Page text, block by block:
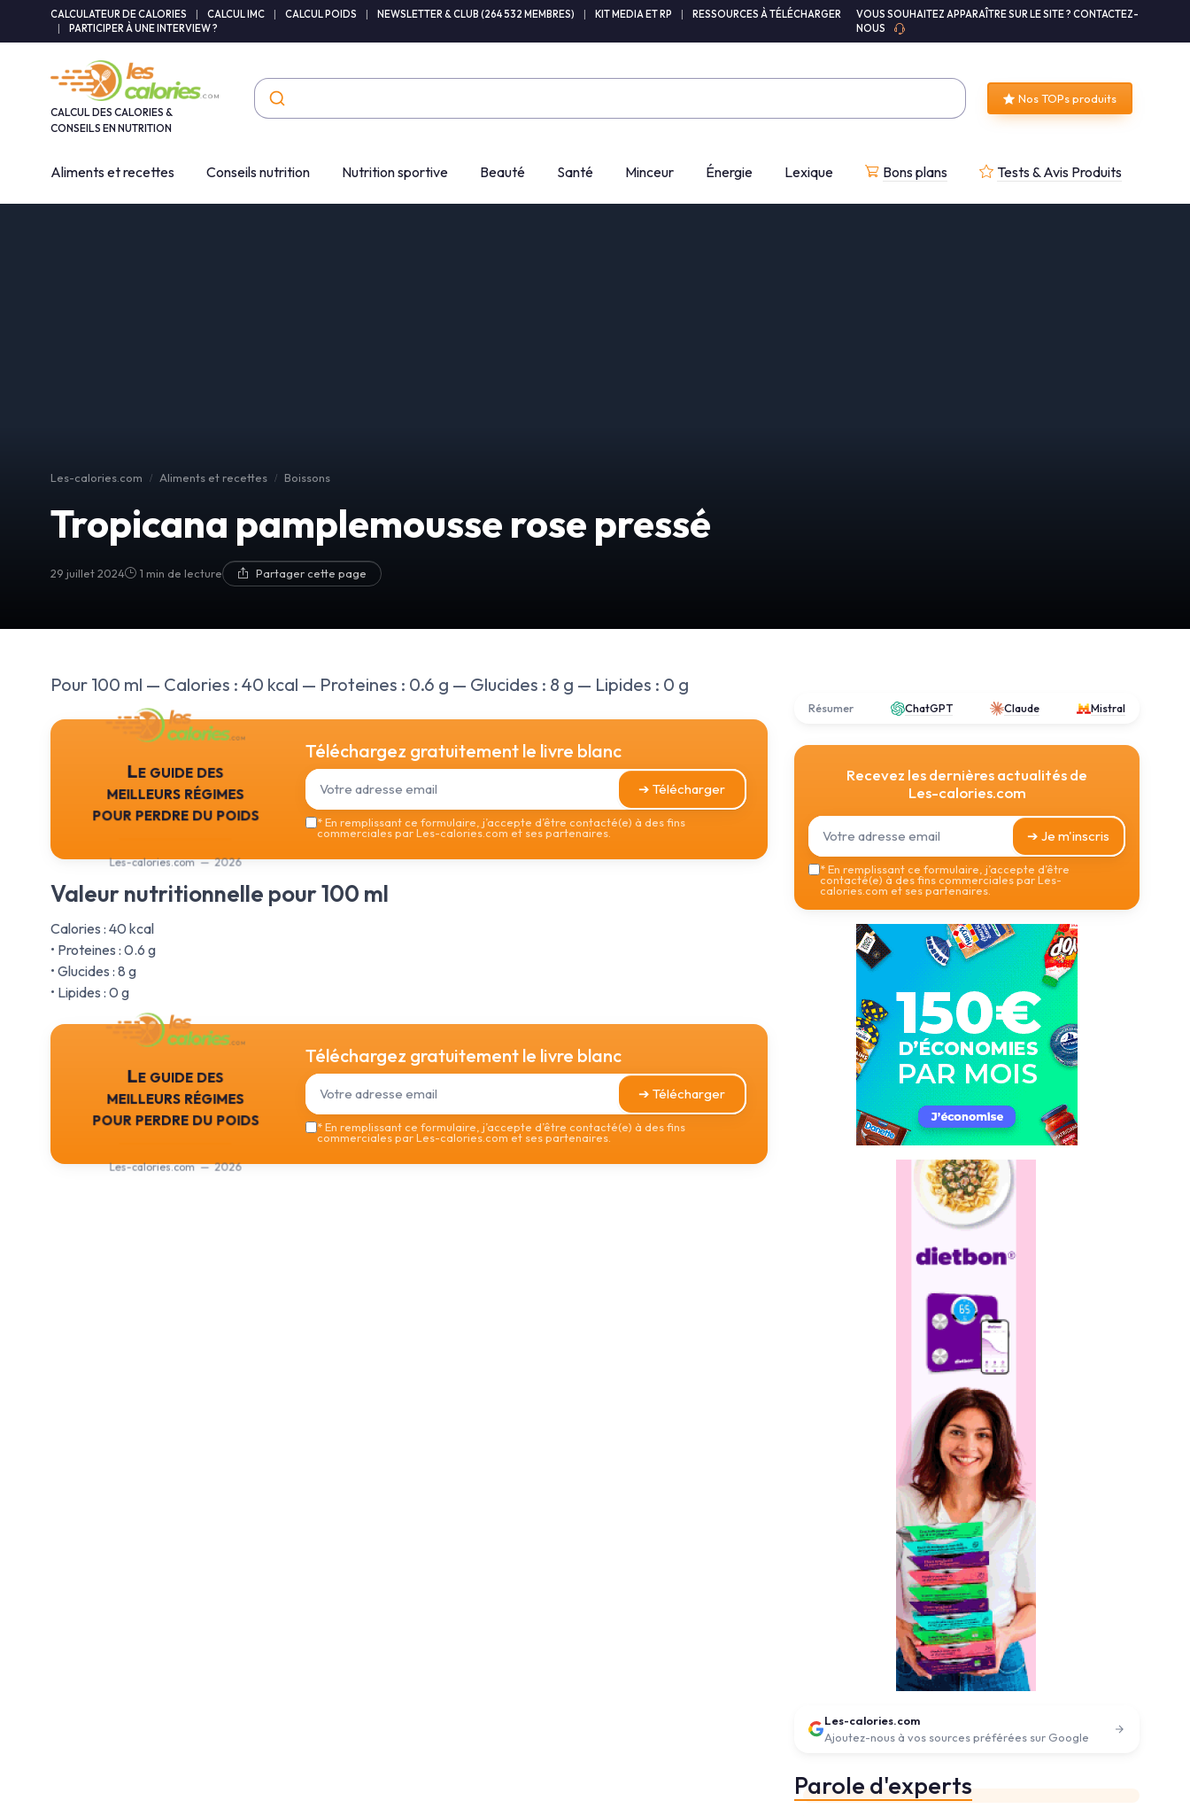
CALCULATEUR DE CALORIES CALCUL IMC CALCUL POIDS NEWSLETTER & CLUB (264 532 MEMBRES) KIT MEDIA ET RP
RESSOURCES À TÉLÉCHARGER
PARTICIPER À UNE INTERVIEW ?
VOUS SOUHAITEZ APPARAÎTRE SUR LE SITE ? CONTACTEZ-
NOUS
CALCUL DES CALORIES &
CONSEILS EN NUTRITION
Nos TOPs produits
Aliments et recettes Conseils nutrition Nutrition sportive Beauté Santé Minceur Énergie Lexique Bons plans Tests & Avis Produits
Les-calories.com Aliments et recettes Boissons
Tropicana pamplemousse rose pressé
29 juillet 2024 1 min de lecture Partager cette page
Pour 100 ml — Calories : 40 kcal — Proteines : 0.6 g — Glucides : 8 g — Lipides : 0 g
Le guide des
meilleurs régimes
pour perdre du poids
Les-calories.com — 2026
Téléchargez gratuitement le livre blanc
➔ Télécharger
*En remplissant ce formulaire, j’accepte d’être contacté(e) à des fins
commerciales par Les-calories.com et ses partenaires.
Valeur nutritionnelle pour 100 ml
Calories : 40 kcal
• Proteines : 0.6 g
• Glucides : 8 g
• Lipides : 0 g
Le guide des
meilleurs régimes
pour perdre du poids
Les-calories.com — 2026
Téléchargez gratuitement le livre blanc
➔ Télécharger
*En remplissant ce formulaire, j’accepte d’être contacté(e) à des fins
commerciales par Les-calories.com et ses partenaires.
Résumer ChatGPT Claude Mistral
Recevez les dernières actualités de
Les-calories.com
➔ Je m'inscris
*En remplissant ce formulaire, j’accepte d’être
contacté(e) à des fins commerciales par Les-
calories.com et ses partenaires.
Les-calories.com
Ajoutez-nous à vos sources préférées sur Google
Parole d'experts
Panneau de gestion des cookies